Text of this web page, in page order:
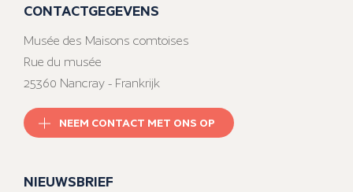
CONTACTGEGEVENS
Musée des Maisons comtoises
Rue du musée
25360 Nancray - Frankrijk
NEEM CONTACT MET ONS OP
NIEUWSBRIEF